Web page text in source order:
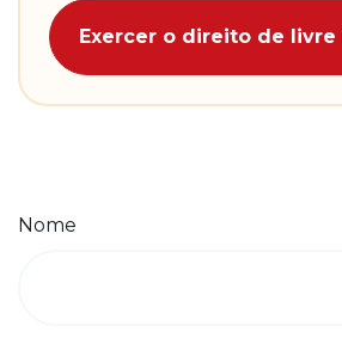
Exercer o direito de livre
Nome